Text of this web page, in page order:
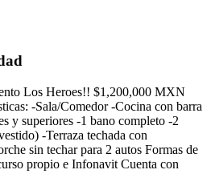
Los Heroes!! $1,200,000 MXN
-Sala/Comedor -Cocina con barra
y superiores -1 bano completo -2
-Terraza techada con
sin techar para 2 autos Formas de
propio e Infonavit Cuenta con